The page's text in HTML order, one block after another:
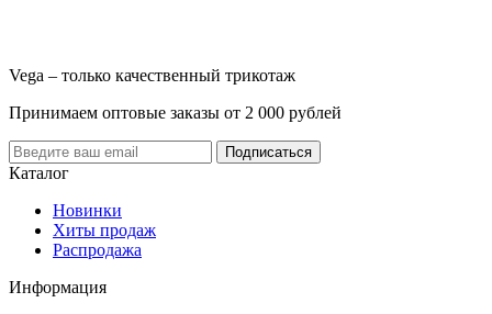
Vega – только качественный трикотаж
Принимаем оптовые заказы от 2 000 рублей
Каталог
Новинки
Хиты продаж
Распродажа
Информация